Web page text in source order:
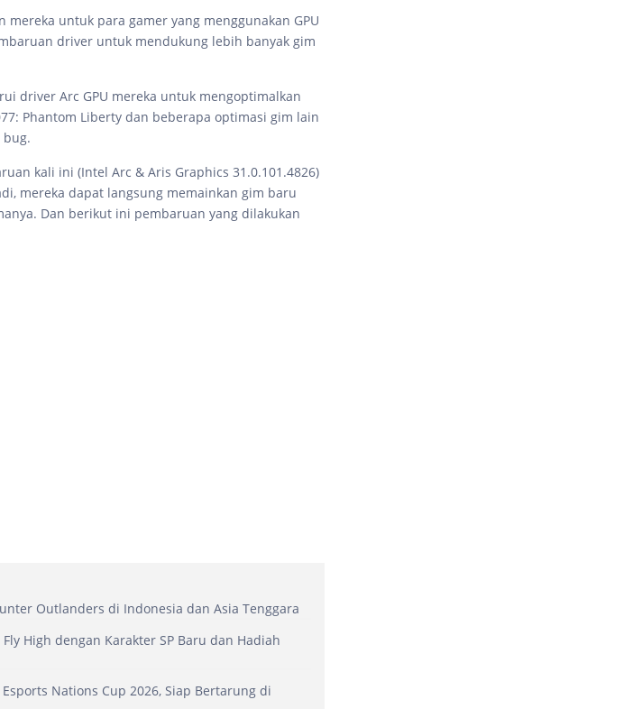
untuk para gamer yang menggunakan GPU
driver untuk mendukung lebih banyak gim
driver Arc GPU mereka untuk mengoptimalkan
Phantom Liberty dan beberapa optimasi gim lain
bug.
kali ini (Intel Arc & Aris Graphics 31.0.101.4826)
mereka dapat langsung memainkan gim baru
Dan berikut ini pembaruan yang dilakukan
Outlanders di Indonesia dan Asia Tenggara
High dengan Karakter SP Baru dan Hadiah
Nations Cup 2026, Siap Bertarung di